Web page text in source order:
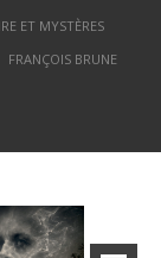
ET MYSTÈRES
FRANÇOIS BRUNE